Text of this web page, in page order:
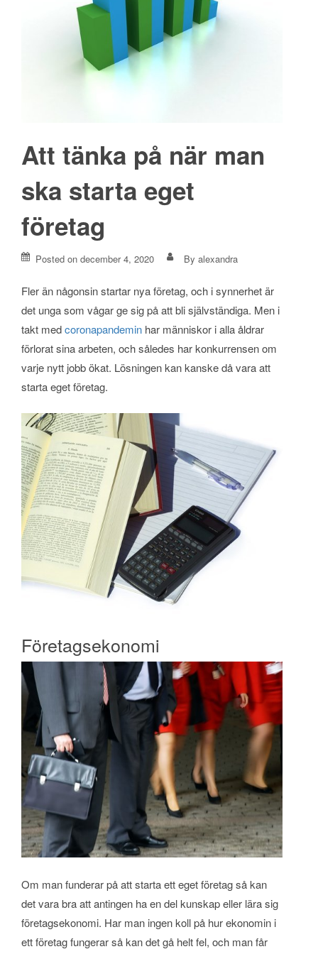
Att tänka på när man
ska starta eget
företag
Posted on december 4, 2020 By alexandra
Fler än någonsin startar nya företag, och i synnerhet är
det unga som vågar ge sig på att bli självständiga. Men i
takt medcoronapandemin har människor i alla åldrar
förlorat sina arbeten, och således har konkurrensen om
varje nytt jobb ökat. Lösningen kan kanske då vara att
starta eget företag.
Företagsekonomi
Om man funderar på att starta ett eget företag så kan
det vara bra att antingen ha en del kunskap eller lära sig
företagsekonomi. Har man ingen koll på hur ekonomin i
ett företag fungerar så kan det gå helt fel, och man får